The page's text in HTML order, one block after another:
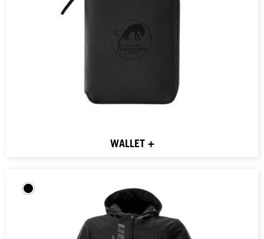
WALLET +